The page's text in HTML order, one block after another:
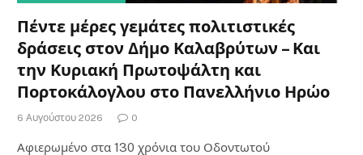
Πέντε μέρες γεμάτες πολιτιστικές
δράσεις στον Δήμο Καλαβρύτων – Και
την Κυριακή Πρωτοψάλτη και
Πορτοκάλογλου στο Πανελλήνιο Ηρώο
6 Αυγούστου 2026 0
Αφιερωμένο στα 130 χρόνια του Οδοντωτού